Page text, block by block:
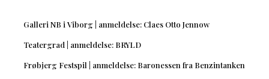
Galleri NB i Viborg | anmeldelse: Claes Otto Jennow
Teatergrad | anmeldelse: BRYLD
Frøbjerg Festspil | anmeldelse: Baronessen fra Benzintanken